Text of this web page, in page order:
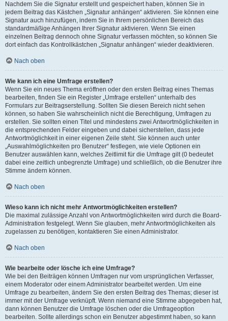
Nachdem Sie die Signatur erstellt und gespeichert haben, können Sie in
jedem Beitrag das Kästchen „Signatur anhängen“ aktivieren. Sie können eine
Signatur auch hinzufügen, indem Sie in Ihrem persönlichen Bereich das
standardmäßige Anhängen Ihrer Signatur aktivieren. Wenn Sie einen
einzelnen Beitrag dennoch ohne Signatur verfassen möchten, so können Sie
dort einfach das Kontrollkästchen „Signatur anhängen“ wieder deaktivieren.
Nach oben
Wie kann ich eine Umfrage erstellen?
Wenn Sie ein neues Thema eröffnen oder den ersten Beitrag eines Themas
bearbeiten, finden Sie ein Register „Umfrage erstellen“ unterhalb des
Formulars zur Beitragserstellung. Sollten Sie diesen Bereich nicht sehen
können, so haben Sie wahrscheinlich nicht die Berechtigung, Umfragen zu
erstellen. Sie sollten einen Titel und mindestens zwei Antwortmöglichkeiten in
die entsprechenden Felder eingeben und dabei sicherstellen, dass jede
Antwortmöglichkeit in einer eigenen Zeile steht. Sie können auch unter
„Auswahlmöglichkeiten pro Benutzer“ festlegen, wie viele Optionen ein
Benutzer auswählen kann, welches Zeitlimit für die Umfrage gilt (0 bedeutet
dabei eine zeitlich unbegrenzte Umfrage) und schließlich, ob die Benutzer ihre
Stimme ändern können.
Nach oben
Wieso kann ich nicht mehr Antwortmöglichkeiten erstellen?
Die maximal zulässige Anzahl von Antwortmöglichkeiten wird durch die Board-
Administration festgelegt. Wenn Sie glauben, mehr Antwortmöglichkeiten als
zugelassen zu benötigen, kontaktieren Sie einen Administrator.
Nach oben
Wie bearbeite oder lösche ich eine Umfrage?
Wie bei den Beiträgen können Umfragen nur vom ursprünglichen Verfasser,
einem Moderator oder einem Administrator bearbeitet werden. Um eine
Umfrage zu bearbeiten, ändern Sie den ersten Beitrag des Themas; dieser ist
immer mit der Umfrage verknüpft. Wenn niemand eine Stimme abgegeben hat,
dann können Benutzer die Umfrage löschen oder die Umfrageoption
bearbeiten. Sollte allerdings schon ein Benutzer abgestimmt haben, so kann